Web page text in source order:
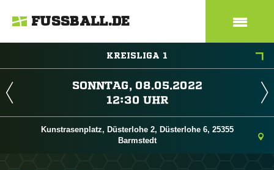
FUSSBALL.DE
KREISLIGA 1
 
 
Kunstrasenplatz, Düsterlohe 2, Düsterlohe 6, 25355
Barmstedt